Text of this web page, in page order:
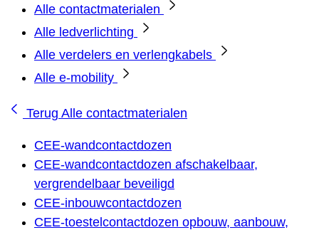
Alle contactmaterialen
Alle ledverlichting
Alle verdelers en verlengkabels
Alle e-mobility
Terug Alle contactmaterialen
CEE-wandcontactdozen
CEE-wandcontactdozen afschakelbaar,
vergrendelbaar beveiligd
CEE-inbouwcontactdozen
CEE-toestelcontactdozen opbouw, aanbouw,